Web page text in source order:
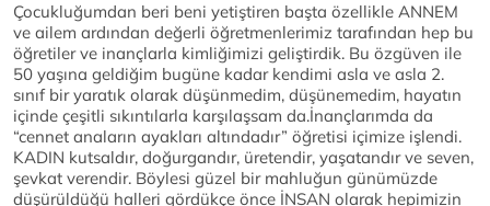
Çocukluğumdan beri beni yetiştiren başta özellikle ANNEM
ve ailem ardından değerli öğretmenlerimiz tarafından hep bu
öğretiler ve inançlarla kimliğimizi geliştirdik. Bu özgüven ile
50 yaşına geldiğim bugüne kadar kendimi asla ve asla 2.
sınıf bir yaratık olarak düşünmedim, düşünemedim, hayatın
içinde çeşitli sıkıntılarla karşılaşsam da.İnançlarımda da
“cennet anaların ayakları altındadır” öğretisi içimize işlendi.
KADIN kutsaldır, doğurgandır, üretendir, yaşatandır ve seven,
şevkat verendir. Böylesi güzel bir mahluğun günümüzde
düşürüldüğü halleri gördükçe önce İNSAN olarak hepimizin